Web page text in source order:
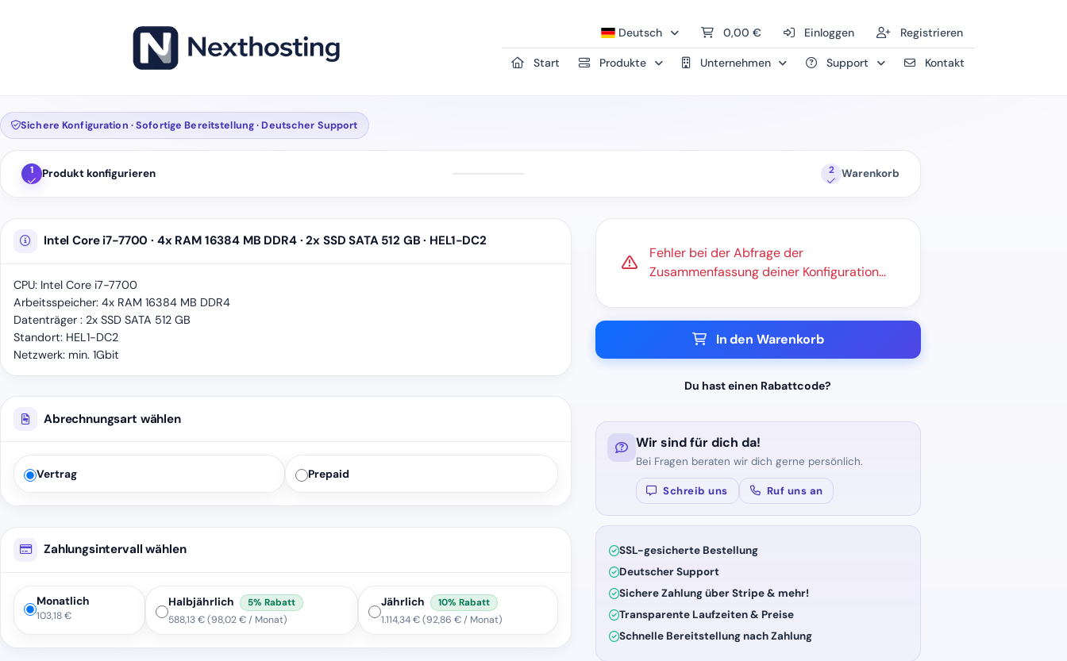
Deutsch 0,00 € Einloggen Registrieren
Start Produkte Unternehmen Support Kontakt
Sichere Konfiguration · Sofortige Bereitstellung · Deutscher Support
1 Produkt konfigurieren 2 Warenkorb
Intel Core i7-7700 · 4x RAM 16384 MB DDR4 · 2x SSD SATA 512 GB · HEL1-DC2
CPU: Intel Core i7-7700
Arbeitsspeicher: 4x RAM 16384 MB DDR4
Datenträger : 2x SSD SATA 512 GB
Standort: HEL1-DC2
Netzwerk: min. 1Gbit
Abrechnungsart wählen
Vertrag Prepaid
Zahlungsintervall wählen
Monatlich
103,18 €
Halbjährlich
5% Rabatt
588,13 €(98,02 € / Monat)
Jährlich
10% Rabatt
1.114,34 €(92,86 € / Monat)
Fehler bei der Abfrage der
Zusammenfassung deiner Konfiguration...
In den Warenkorb
Du hast einen Rabattcode?
Wir sind für dich da!
Bei Fragen beraten wir dich gerne persönlich.
Schreib uns Ruf uns an
SSL-gesicherte Bestellung
Deutscher Support
Sichere Zahlung über Stripe & mehr!
Transparente Laufzeiten & Preise
Schnelle Bereitstellung nach Zahlung